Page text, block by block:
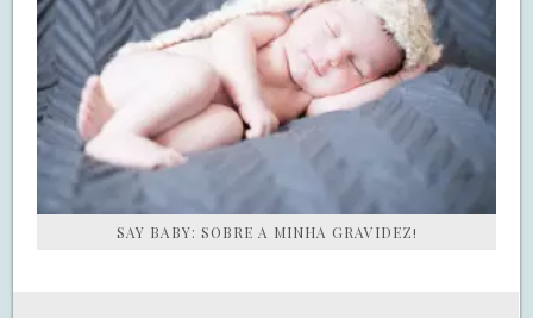
SAY BABY: SOBRE A MINHA GRAVIDEZ!